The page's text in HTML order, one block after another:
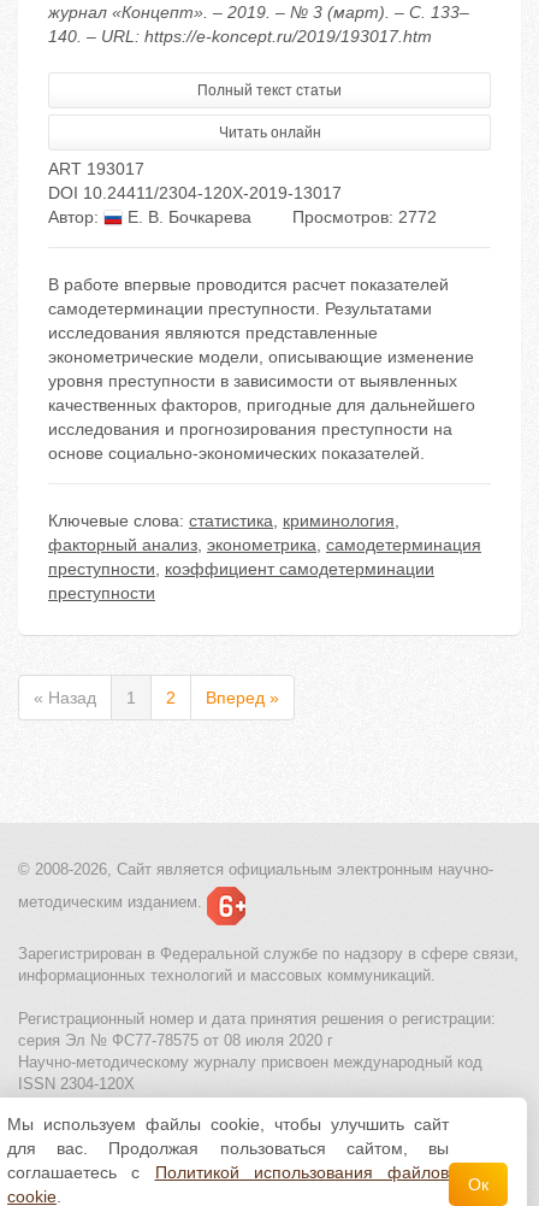
журнал «Концепт». – 2019. – № 3 (март). – С. 133–
140. – URL: https://e-koncept.ru/2019/193017.htm
Полный текст статьи
Читать онлайн
ART 193017
DOI 10.24411/2304-120X-2019-13017
Автор:
Е. В. Бочкарева Просмотров: 2772
В работе впервые проводится расчет показателей
самодетерминации преступности. Результатами
исследования являются представленные
эконометрические модели, описывающие изменение
уровня преступности в зависимости от выявленных
качественных факторов, пригодные для дальнейшего
исследования и прогнозирования преступности на
основе социально-экономических показателей.
Ключевые слова: статистика криминология
факторный анализ эконометрика самодетерминация
преступности
коэффициент самодетерминации
преступности
« Назад 1 2 Вперед »
© 2008-2026, Сайт является официальным электронным научно-
методическим изданием.
Зарегистрирован в Федеральной службе по надзору в сфере связи,
информационных технологий и массовых коммуникаций.
Регистрационный номер и дата принятия решения о регистрации:
серия Эл № ФС77-78575 от 08 июля 2020 г
Научно-методическому журналу присвоен международный код
ISSN 2304-120X
МЦИТО|Школьные олимпиады и онлайн конкурсы для детей
Политика использования файлов cookie| Политика обработки и
защиты персональных данных
Мы используем файлы cookie, чтобы улучшить сайт
для вас. Продолжая пользоваться сайтом, вы
соглашаетесь с Политикой использования файлов
cookie
Ок